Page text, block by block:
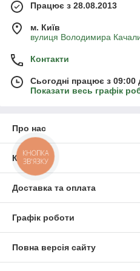
Працює з 28.08.2013
м. Київ
вулиця Володимира
Контакти
Сьогодні працює з 09:00
Показати весь графік
Про нас
Контакти
Доставка та оплата
Графік роботи
Повна версія сайту
КНОПКА
ЗВ'ЯЗКУ